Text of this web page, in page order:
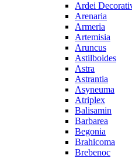
Ardei
Arenaria
Armeria
Artemisia
Aruncus
Astilboides
Astra
Astrantia
Asyneuma
Atriplex
Balisamin
Barbarea
Begonia
Brahicoma
Brebenoc